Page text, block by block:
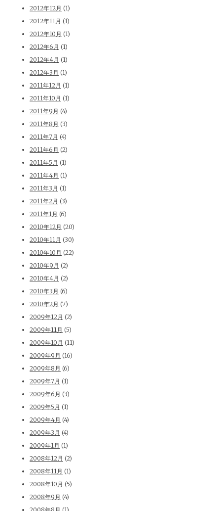
2012年12月 (1)
2012年11月 (1)
2012年10月 (1)
2012年6月 (1)
2012年4月 (1)
2012年3月 (1)
2011年12月 (1)
2011年10月 (1)
2011年9月 (4)
2011年8月 (3)
2011年7月 (4)
2011年6月 (2)
2011年5月 (1)
2011年4月 (1)
2011年3月 (1)
2011年2月 (3)
2011年1月 (6)
2010年12月 (20)
2010年11月 (30)
2010年10月 (22)
2010年9月 (2)
2010年4月 (2)
2010年3月 (6)
2010年2月 (7)
2009年12月 (2)
2009年11月 (5)
2009年10月 (11)
2009年9月 (16)
2009年8月 (6)
2009年7月 (1)
2009年6月 (3)
2009年5月 (1)
2009年4月 (4)
2009年3月 (4)
2009年1月 (1)
2008年12月 (2)
2008年11月 (1)
2008年10月 (5)
2008年9月 (4)